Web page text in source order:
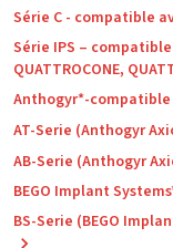
Série C - compatible
Série IPS – compatible
QUATTROCONE,
Anthogyr*-compatible
AT-Serie (Anthogyr
AB-Serie (Anthogyr
BEGO Implant
BS-Serie (BEGO